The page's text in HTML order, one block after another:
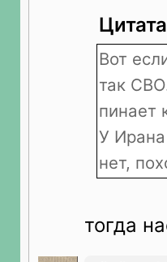
Цитата
Вот
так
пинает
У
нет,
тогда